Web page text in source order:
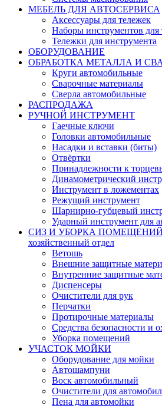
МЕБЕЛЬ ДЛЯ АВТОСЕРВИСА
Аксессуары для тележек
Наборы инструментов для
Тележки для инструмента
ОБОРУДОВАНИЕ
ОБРАБОТКА МЕТАЛЛА И
Круги автомобильные
Сварочные материалы
Сверла автомобильные
РАСПРОДАЖА
РУЧНОЙ ИНСТРУМЕНТ
Гаечные ключи
Головки автомобильные
Насадки и вставки (биты)
Отвёртки
Принадлежности к
Динамометрический
Инструмент в ложементах
Режущий инструмент
Шарнирно-губцевый
Ударный инструмент для
СИЗ И УБОРКА ПОМЕЩЕНИЙ/
хозяйственный отдел
Ветошь
Внешние защитные
Внутренние защитные
Диспенсеры
Очистители для рук
Перчатки
Протирочные материалы
Средства безопасности и
Уборка помещений
УЧАСТОК МОЙКИ
Оборудование для мойки
Автошампуни
Воск автомобильный
Очистители для
Пена для автомойки